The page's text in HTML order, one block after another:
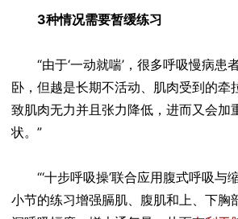
3种情况需要暂缓练习
“由于‘一动就喘’，很多呼吸慢病患
卧，但越是长期不活动、肌肉受到的牵
致肌肉无力并且张力降低，进而又会加
状。”
“‘十步呼吸操’联合应用腹式呼吸与
小节的练习增强膈肌、腹肌和上、下胸